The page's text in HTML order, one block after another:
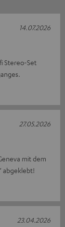
Stereo-Set
14.07.2026
mit dem
abgeklebt!
27.05.2026
23.04.2026